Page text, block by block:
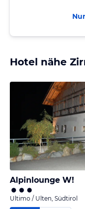
Hotel nähe
Alpinlounge W!
Ultimo / Ulten, Südtirol